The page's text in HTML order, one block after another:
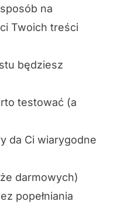
na
Twoich treści
będziesz
testować (a
da Ci wiarygodne
darmowych)
popełniania